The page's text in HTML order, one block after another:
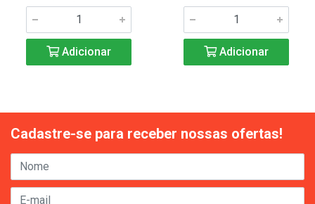
Adicionar Adicionar
Cadastre-se para receber nossas ofertas!